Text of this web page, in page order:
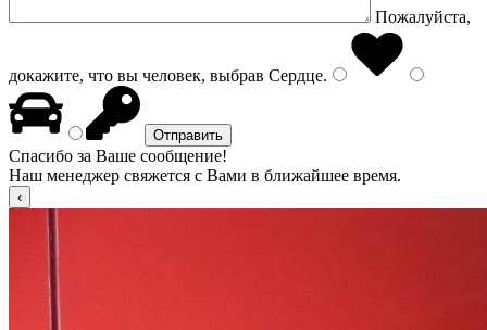
Пожалуйста,
докажите, что вы человек, выбрав Сердце.
Спасибо за Ваше сообщение!
Наш менеджер свяжется с Вами в ближайшее время.